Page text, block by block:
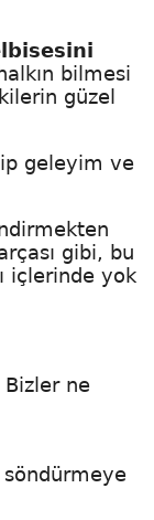
bilmesi
güzel
geleyim ve
gibi, bu
içlerinde yok
ne
söndürmeye